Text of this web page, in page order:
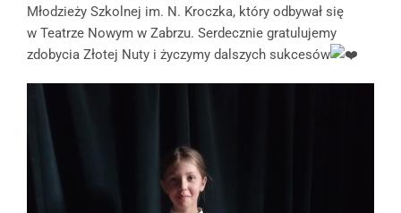
Młodzieży Szkolnej im. N. Kroczka, który odbywał się
w Teatrze Nowym w Zabrzu. Serdecznie gratulujemy
zdobycia Złotej Nuty i życzymy dalszych sukcesów